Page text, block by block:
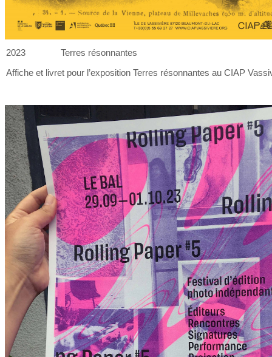
2023
Terres résonnantes
Affiche et livret pour l’exposition Terres résonnantes au CIAP